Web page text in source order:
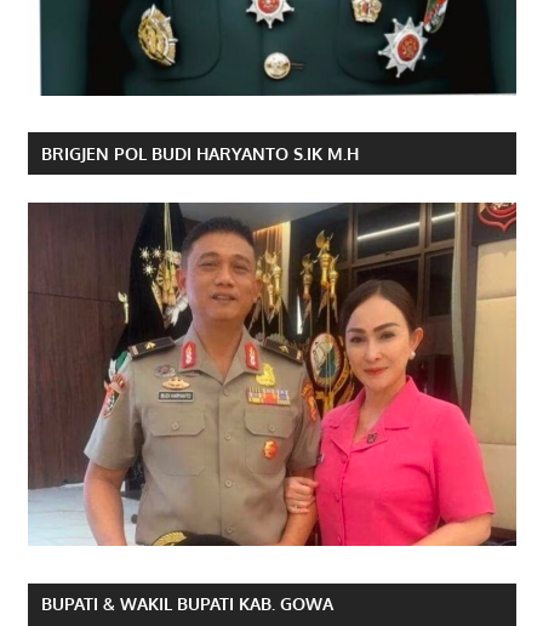
BRIGJEN POL BUDI HARYANTO S.IK M.H
BUPATI & WAKIL BUPATI KAB. GOWA